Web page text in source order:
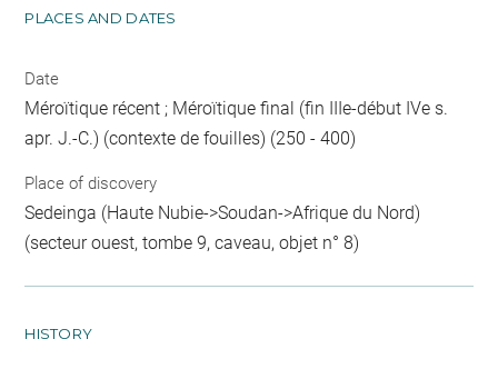
PLACES AND DATES
Date
Méroïtique récent ; Méroïtique final (fin IIIe-début IVe s.
apr. J.-C.) (contexte de fouilles) (250 - 400)
Place of discovery
Sedeinga (Haute Nubie->Soudan->Afrique du Nord)
(secteur ouest, tombe 9, caveau, objet n° 8)
HISTORY